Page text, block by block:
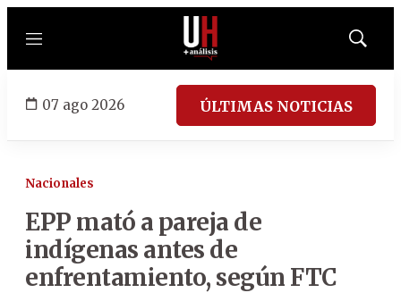
Menú
Mostrar
07 ago 2026 ÚLTIMAS NOTICIAS
Nacionales
EPP mató a pareja de
indígenas antes de
enfrentamiento, según FTC